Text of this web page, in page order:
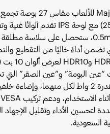
“عين البومة” و“عين الصقر”
السعودية.